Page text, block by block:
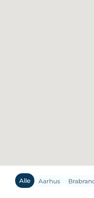
Alle Aarhus